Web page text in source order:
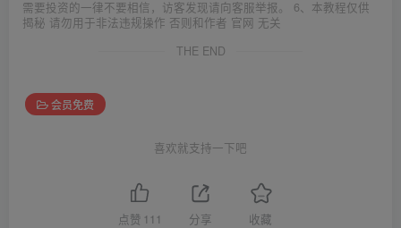
需要投资的一律不要相信，访客发现请向客服举报。 6、本教程仅供
揭秘 请勿用于非法违规操作 否则和作者 官网 无关
THE END
会员免费
喜欢就支持一下吧
点赞 111 分享 收藏